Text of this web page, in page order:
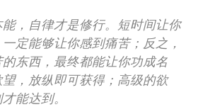
，自律才是修行。短时间让你
定能够让你感到痛苦；反之，
东西，最终都能让你功成名
，放纵即可获得；高级的欲
能达到。